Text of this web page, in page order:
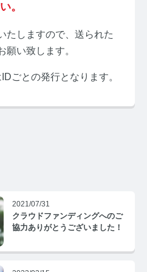
。
たしますので、送られた
願い致します。
ごとの発行となります。
2021/07/31
クラウドファンディングへのご
協力ありがとうございました！